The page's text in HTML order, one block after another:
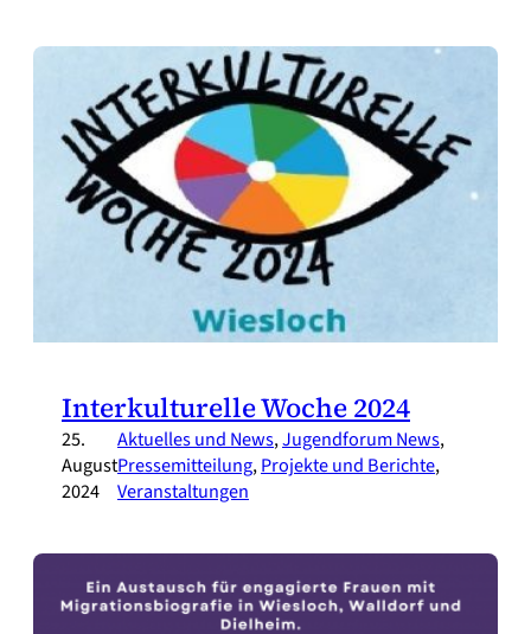
Interkulturelle Woche 2024
25.
August
2024
Aktuelles und News, Jugendforum News
Pressemitteilung, Projekte und Berichte
Veranstaltungen